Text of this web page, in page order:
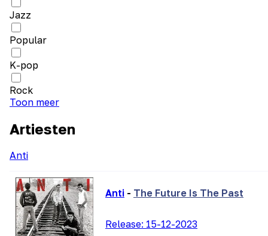
Jazz
Popular
K-pop
Rock
Toon meer
Artiesten
Anti
Anti - The Future Is The Past
Release: 15-12-2023